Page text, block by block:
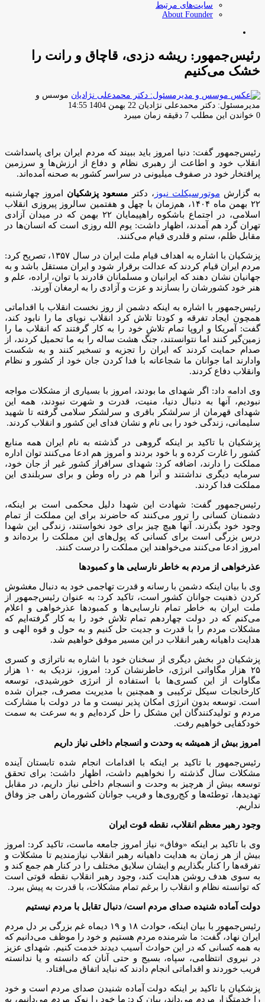
سایت‌های مرتبط
About Founder
رئیس‌جمهور: ریشه دزدی، قاچاق و رانت را
خشک می‌کنیم
موسس و
مدیرمسئول: دکتر محمدعلی نژادیان ارسال
ایمیل
22 بهمن 1404 14:55
0 خواندن این مطلب 7 دقیقه زمان میبرد
رئیس‌جمهور گفت: دنیا امروز باید ببیند که مردم ایران برای پاسداشت
انقلاب خود و اطاعت از رهبری نظام و دفاع از ارزش‌ها و سرزمین
پرافتخار خود در صفوف میلیونی در سراسر کشور به صحنه آمده‌اند.
به گزارش موتورسیکلت نیوز ، دکتر مسعود پزشکیان امروز چهارشنبه
۲۲ بهمن ماه ۱۴۰۴، هم‌زمان با چهل و هفتمین سالروز پیروزی انقلاب
اسلامی، در اجتماع باشکوه راهپیمایان ۲۲ بهمن که در میدان آزادی
تهران گرد هم آمدند، اظهار داشت: یوم الله روزی است که انسان‌ها در
مقابل ظلم، ستم و قلدری قیام می‌کنند.
پزشکیان با اشاره به اهداف قیام ملت ایران در سال ۱۳۵۷، تصریح کرد:
مردم ایران قیام کردند که عدالت برقرار شود و ایران مستقل باشد و به
جهانیان نشان دهند که ایرانیان و مسلمانان قادرند با توان، اراده، علم و
هنر خود کشورشان را بسازند و عزت و آزادی را به ارمغان آورند.
رئیس‌جمهور با اشاره به اینکه دشمن از روز نخست انقلاب با اقداماتی
همچون ایجاد تفرقه و کودتا تلاش کرد انقلاب نوپای ما را نابود کند،
گفت: آمریکا و اروپا تمام تلاش خود را به کار گرفتند که انقلاب ما را
زمین‌گیر کنند اما نتوانستند، جنگ هشت ساله را به ما تحمیل کردند، از
صدام حمایت کردند که ایران را تجزیه و تسخیر کنند و به شکست
وادارند اما جوانان ما شجاعانه با فدا کردن جان خود از کشور و نظام
وانقلاب دفاع کردند.
وی ادامه داد: اگر شهدای ما بودند، امروز با بسیاری از مشکلات مواجه
نبودیم، آنها به دنبال دنیا، منیت، قدرت و شهرت نبودند، همه این
شهدای قهرمان از سرلشکر باقری و سرلشکر سلامی گرفته تا شهید
سلیمانی، زندگی خود را بی نام و نشان فدای این کشور و انقلاب کردند.
پزشکیان با تاکید بر اینکه گروهی در گذشته به نام ایران همه منابع
کشور را غارت کرده و با خود بردند و امروز هم ادعا می‌کنند توان اداره
مملکت را دارند، اضافه کرد: شهدای سرافراز کشور غیر از جان خود،
سرمایه دیگری نداشتند و آنرا هم در راه وطن و برای سربلندی این
مملکت فدا کردند.
رئیس‌جمهور گفت: شهادت این‌ شهدا دلیل محکمی است بر اینکه،
دشمنان کسانی را ترور می‌کنند که حاضرند برای این مملکت از تمام
وجود خود بگذرند. آنها هیچ چیز برای خود نخواستند، زندگی این شهدا
درس بزرگی است برای کسانی که پول‌های این مملکت را برده‌اند و
امروز ادعا می‌کنند می‌خواهند این مملکت را درست کنند.
عذرخواهی از مردم به خاطر نارسایی ها و کمبودها
وی با بیان اینکه دشمن با رسانه و قدرت تهاجمی خود به دنبال مغشوش
کردن ذهنیت جوانان کشور است، تاکید کرد: به عنوان رئیس‌جمهور از
ملت ایران به خاطر تمام نارسایی‌ها و کمبودها عذرخواهی و اعلام
می‌کنم که در دولت چهاردهم تمام تلاش خود را به کار گرفته‌ایم که
مشکلات مردم را با قدرت و جدیت حل کنیم و به حول و قوه الهی و
هدایت داهیانه رهبر انقلاب در این مسیر موفق خواهیم شد.
پزشکیان در بخش دیگری از سخنان خود با اشاره به ناترازی و کسری
۲۵ هزار مگاواتی انرژی، خاطرنشان کرد: امروز، نزدیک به ۱۰ هزار
مگاوات از این کسری‌ها با استفاده از انرژی خورشیدی، توسعه
کارخانجات سیکل ترکیبی و همچنین با مدیریت مصرف، جبران شده
است. توسعه بدون انرژی امکان پذیر نیست و ما در دولت با مشارکت
مردم و تولیدکنندگان این مشکل را حل کرده‌ایم و به سرعت به سمت
خودکفایی خواهیم رفت.
امروز بیش از همیشه به وحدت و انسجام داخلی نیاز داریم
رئیس‌جمهور با تاکید بر اینکه با اقدامات انجام شده تابستان آینده
مشکلات سال گذشته را نخواهیم داشت، اظهار داشت: برای تحقق
توسعه بیش از هرچیز به وحدت و انسجام داخلی نیاز داریم، در مقابل
تهدیدها، توطئه‌ها و کج‌روی‌ها و فریب جوانان کشورمان راهی جز وفاق
نداریم.
وجود رهبر معظم انقلاب، نقطه قوت ایران
وی با تاکید بر اینکه «وفاق» نیاز امروز جامعه ماست، تاکید کرد: امروز
بیش از هر زمان به هدایت داهیانه رهبر انقلاب نیازمندیم تا مشکلات و
تفرقه‌ها را کنار بگذاریم و ایشان سلایق مختلف را در کنار هم جمع کند و
به سوی هدف روشن هدایت کند، وجود رهبر انقلاب نقطه قوتی است
که توانسته نظام و انقلاب را برغم تمام مشکلات، با قدرت به پیش ببرد.
دولت آماده شنیده صدای مردم است/ دنبال تقابل با مردم نیستیم
رئیس‌جمهور با بیان اینکه، حوادث ۱۸ و ۱۹ دیماه غم بزرگی بر دل مردم
ایران نهاد، گفت: ما شرمنده مردم هستیم و خود را موظف می‌دانیم که
به همه کسانی که در این حوادث آسیب دیدند خدمت کنیم. شهدای عزیز
در نیروی انتظامی، سپاه، بسیج و حتی آنان که دانسته و یا ندانسته
فریب خوردند و اقداماتی انجام دادند که نباید اتفاق می‌افتاد.
پزشکیان با تاکید بر اینکه دولت آماده شنیدن صدای مردم است و خود
را خدمتگزار مردم می‌داند، بیان کرد: ما خود را نوکر مردم می‌دانیم، به